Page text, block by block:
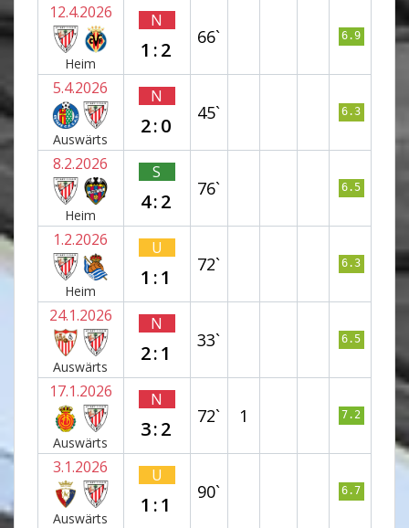
12.4.2026
Heim
N
1:2
66` 6.9
5.4.2026
Auswärts
N
2:0
45` 6.3
8.2.2026
Heim
S
4:2
76` 6.5
1.2.2026
Heim
U
1:1
72` 6.3
24.1.2026
Auswärts
N
2:1
33` 6.5
17.1.2026
Auswärts
N
3:2
72` 1 7.2
3.1.2026
Auswärts
U
1:1
90` 6.7